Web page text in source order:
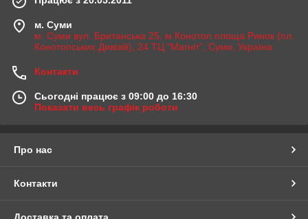
м. Суми
м. Суми вул. Британська 25, м Конотоп площа Ринок (пл.
Конотопських Дивізій), 24 ТЦ "Магніт", Суми, Україна
Контакти
Сьогодні працює з 09:00 до 16:30
Показати весь графік роботи
Про нас
Контакти